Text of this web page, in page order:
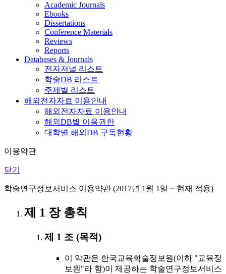
Academic Journals
Ebooks
Dissertations
Conference Materials
Reviews
Reports
Databases & Journals
전자저널 리스트
학술DB 리스트
주제별 리스트
해외전자자료 이용안내
해외전자자료 이용안내
해외DB별 이용권한
대학별 해외DB 구독현황
이용약관
닫기
학술연구정보서비스 이용약관 (2017년 1월 1일 ~ 현재 적용)
제 1 장 총칙
제 1 조 (목적)
이 약관은 한국교육학술정보원(이하 "교육정
보원"라 함)이 제공하는 학술연구정보서비스